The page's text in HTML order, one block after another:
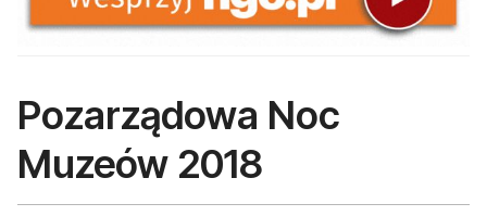
Pozarządowa Noc
Muzeów 2018